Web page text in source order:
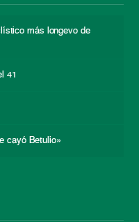
más longevo de
41
cayó Betulio»